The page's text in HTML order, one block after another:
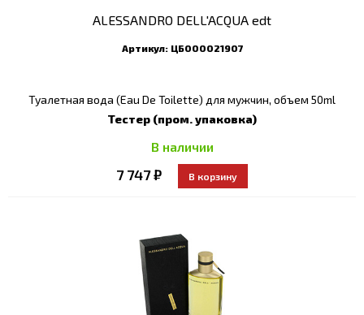
ALESSANDRO DELL'ACQUA edt
Артикул: ЦБ000021907
Туалетная вода (Eau De Toilette) для мужчин, объем 50ml
Тестер (пром. упаковка)
В наличии
7 747 ₽